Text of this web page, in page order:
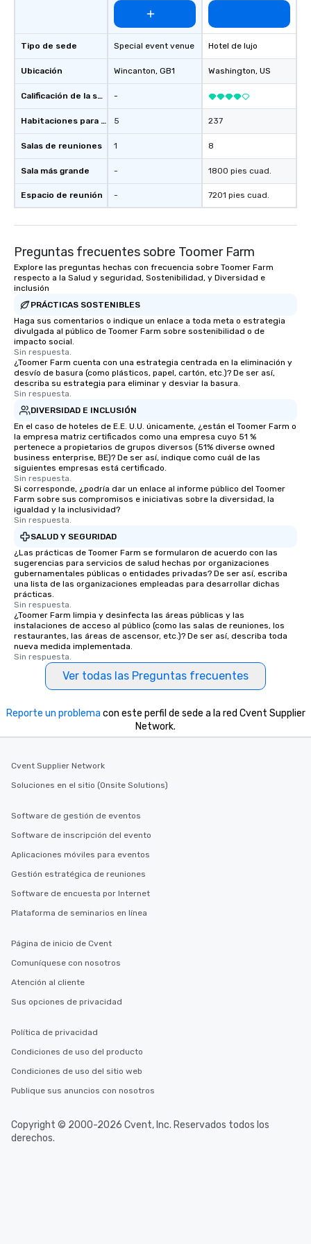
Tipo de sede
Ubicación
Calificación de la sede
Habitaciones para huéspedes
Salas de reuniones
Sala más grande
Espacio de reunión
Special event venue
Wincanton, GB1
-
5
1
-
-
Hotel de lujo
Washington, US
237
8
1800 pies cuad.
7201 pies cuad.
Preguntas frecuentes sobre Toomer Farm
Explore las preguntas hechas con frecuencia sobre Toomer Farm
respecto a la Salud y seguridad, Sostenibilidad, y Diversidad e
inclusión
PRÁCTICAS SOSTENIBLES
Haga sus comentarios o indique un enlace a toda meta o estrategia
divulgada al público de Toomer Farm sobre sostenibilidad o de
impacto social.
Sin respuesta.
¿Toomer Farm cuenta con una estrategia centrada en la eliminación y
desvío de basura (como plásticos, papel, cartón, etc.)? De ser así,
describa su estrategia para eliminar y desviar la basura.
Sin respuesta.
DIVERSIDAD E INCLUSIÓN
En el caso de hoteles de E.E. U.U. únicamente, ¿están el Toomer Farm o
la empresa matriz certificados como una empresa cuyo 51 %
pertenece a propietarios de grupos diversos (51% diverse owned
business enterprise, BE)? De ser así, indique como cuál de las
siguientes empresas está certificado.
Sin respuesta.
Si corresponde, ¿podría dar un enlace al informe público del Toomer
Farm sobre sus compromisos e iniciativas sobre la diversidad, la
igualdad y la inclusividad?
Sin respuesta.
SALUD Y SEGURIDAD
¿Las prácticas de Toomer Farm se formularon de acuerdo con las
sugerencias para servicios de salud hechas por organizaciones
gubernamentales públicas o entidades privadas? De ser así, escriba
una lista de las organizaciones empleadas para desarrollar dichas
prácticas.
Sin respuesta.
¿Toomer Farm limpia y desinfecta las áreas públicas y las
instalaciones de acceso al público (como las salas de reuniones, los
restaurantes, las áreas de ascensor, etc.)? De ser así, describa toda
nueva medida implementada.
Sin respuesta.
Ver todas las Preguntas frecuentes
Reporte un problema con este perfil de sede a la red Cvent Supplier
Network.
Cvent Supplier Network
Soluciones en el sitio (Onsite Solutions)
Software de gestión de eventos
Software de inscripción del evento
Aplicaciones móviles para eventos
Gestión estratégica de reuniones
Software de encuesta por Internet
Plataforma de seminarios en línea
Página de inicio de Cvent
Comuníquese con nosotros
Atención al cliente
Sus opciones de privacidad
Política de privacidad
Condiciones de uso del producto
Condiciones de uso del sitio web
Publique sus anuncios con nosotros
Copyright © 2000-2026 Cvent, Inc. Reservados todos los
derechos.